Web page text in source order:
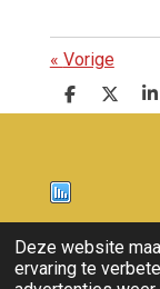
Deze website
ervaring te
« Vorige
D
e
D
e
S
h
Nieuws
© 2011 -